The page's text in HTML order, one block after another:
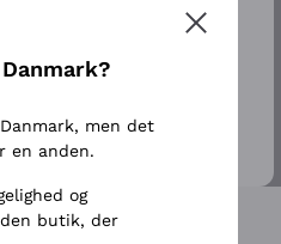
Ribolla Gialla
Sauvignon
men det
en anden.
og
butik, der